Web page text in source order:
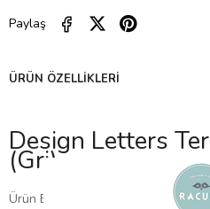
Paylaş
ÜRÜN ÖZELLIKLERI
Design Letters
(Gri)
Ürün Bilgisi